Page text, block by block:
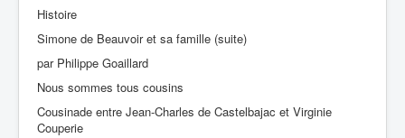
Histoire
Simone de Beauvoir et sa famille (suite)
par Philippe Goaillard
Nous sommes tous cousins
Cousinade entre Jean-Charles de Castelbajac et Virginie
Couperie